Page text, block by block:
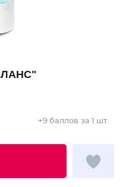
+9 баллов за 1 шт.